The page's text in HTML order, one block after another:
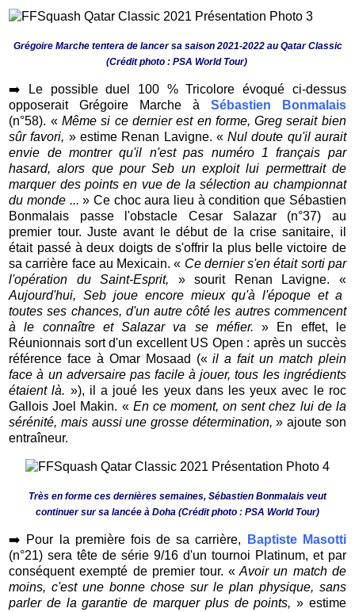
Grégoire Marche tentera de lancer sa saison 2021-2022 au Qatar Classic
(Crédit photo : PSA World Tour)
➡️
Le possible duel 100 % Tricolore évoqué ci-dessus
opposerait Grégoire Marche à Sébastien Bonmalais
(n°58). « Même si ce dernier est en forme, Greg serait bien
sûr favori, » estime Renan Lavigne. «Nul doute qu'il aurait
envie de montrer qu'il n'est pas numéro 1 français par
hasard, alors que pour Seb un exploit lui permettrait de
marquer des points en vue de la sélection au championnat
du monde ... » Ce choc aura lieu à condition que Sébastien
Bonmalais passe l'obstacle Cesar Salazar (n°37) au
premier tour. Juste avant le début de la crise sanitaire, il
était passé à deux doigts de s'offrir la plus belle victoire de
sa carrière face au Mexicain. « Ce dernier s'en était sorti par
l'opération du Saint-Esprit, » sourit Renan Lavigne. «
Aujourd'hui, Seb joue encore mieux qu'à l'époque et a
toutes ses chances, d'un autre côté les autres commencent
à le connaître et Salazar va se méfier. » En effet, le
Réunionnais sort d'un excellent US Open : après un succès
référence face à Omar Mosaad («il a fait un match plein
face à un adversaire pas facile à jouer, tous les ingrédients
étaient là. »), il a joué les yeux dans les yeux avec le roc
Gallois Joel Makin. « En ce moment, on sent chez lui de la
sérénité, mais aussi une grosse détermination,» ajoute son
entraîneur.
Très en forme ces dernières semaines, Sébastien Bonmalais veut
continuer sur sa lancée à Doha (Crédit photo : PSA World Tour)
➡️ Pour la première fois de sa carrière,
Baptiste Masotti
(n°21) sera tête de série 9/16 d'un tournoi Platinum, et par
conséquent exempté de premier tour. « Avoir un match de
moins, c'est une bonne chose sur le plan physique, sans
parler de la garantie de marquer plus de points, » estime